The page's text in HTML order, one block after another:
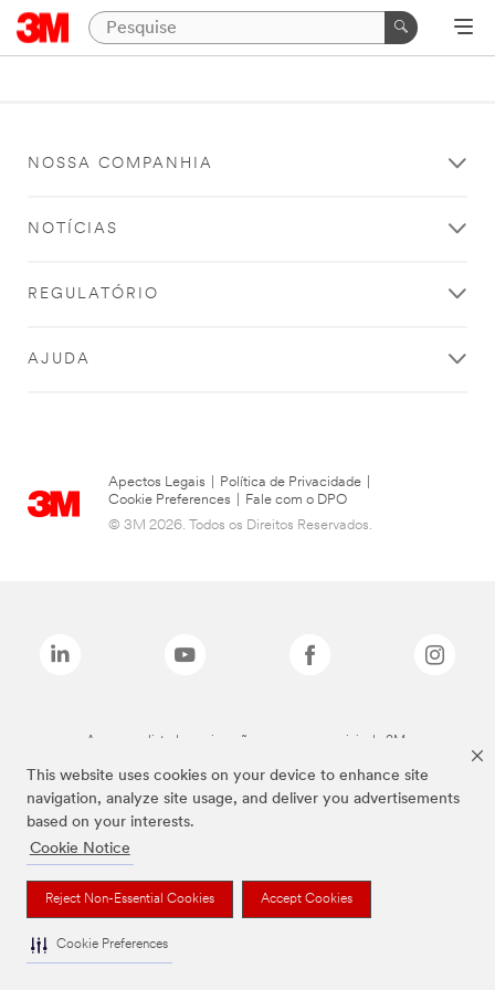
This website uses cookies on your device to enhance site
navigation, analyze site usage, and deliver you advertisements
based on your interests.
Cookie Notice
Reject Non-Essential Cookies Accept Cookies
Cookie Preferences
NOSSA COMPANHIA
NOTÍCIAS
REGULATÓRIO
AJUDA
Apectos Legais Política de Privacidade
Cookie Preferences
Fale com o DPO
© 3M 2026. Todos os Direitos Reservados.
As marcas listadas a cima são marcas comerciais da 3M.